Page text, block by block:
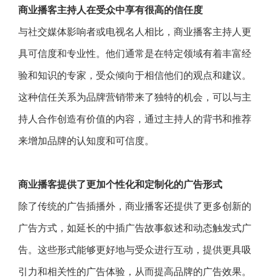
商业播客主持人在受众中享有很高的信任度
与社交媒体影响者或电视名人相比，商业播客主持人更
具可信度和专业性。他们通常是在特定领域有着丰富经
验和知识的专家，受众倾向于相信他们的观点和建议。
这种信任关系为品牌营销带来了独特的机会，可以与主
持人合作创造有价值的内容，通过主持人的背书和推荐
来增加品牌的认知度和可信度。
商业播客提供了更加个性化和定制化的广告形式
除了传统的广告插播外，商业播客还提供了更多创新的
广告方式，如延长的中插广告故事叙述和动态触发式广
告。这些形式能够更好地与受众进行互动，提供更具吸
引力和相关性的广告体验，从而提高品牌的广告效果。